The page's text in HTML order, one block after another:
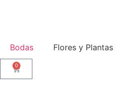
Bodas Flores y Plantas
0